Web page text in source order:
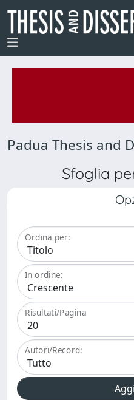
Padua Thesis and
Sfoglia
Ordina per:
In ordine:
Risultati/Pagina
Autori/Record: